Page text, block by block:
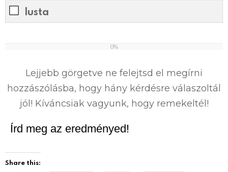
lusta
0%
Lejjebb görgetve ne felejtsd el megírni
hozzászólásba, hogy hány kérdésre válaszoltál
jól! Kíváncsiak vagyunk, hogy remekeltél!
Írd meg az eredményed!
Share this: